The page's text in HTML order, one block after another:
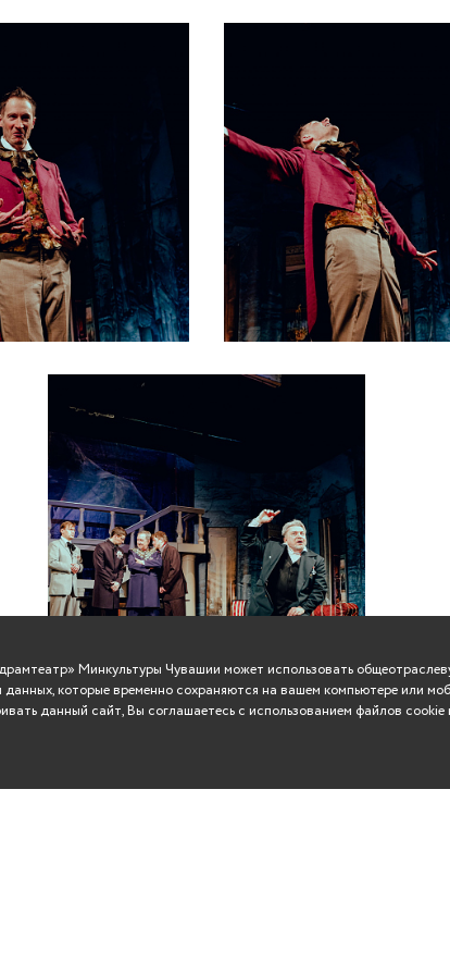
Минкультуры Чувашии может использовать
которые временно сохраняются на вашем компьютере или
данный сайт, Вы соглашаетесь с использованием файлов cookie